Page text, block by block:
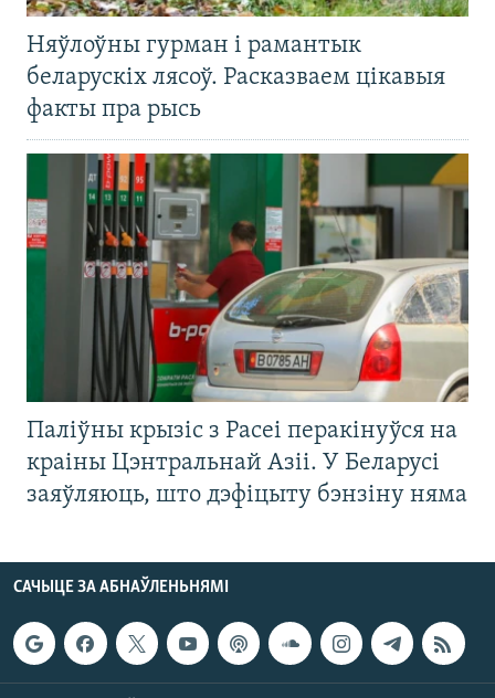
Няўлоўны гурман і рамантык
беларускіх лясоў. Расказваем цікавыя
факты пра рысь
Паліўны крызіс з Расеі перакінуўся на
краіны Цэнтральнай Азіі. У Беларусі
заяўляюць, што дэфіцыту бэнзіну няма
САЧЫЦЕ ЗА АБНАЎЛЕНЬНЯМІ